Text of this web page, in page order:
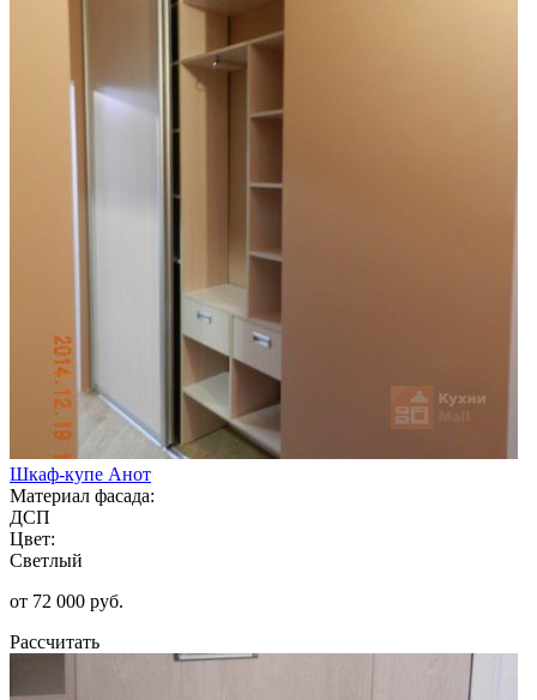
Шкаф-купе Анот
Материал фасада:
ДСП
Цвет:
Светлый
от 72 000 руб.
Рассчитать